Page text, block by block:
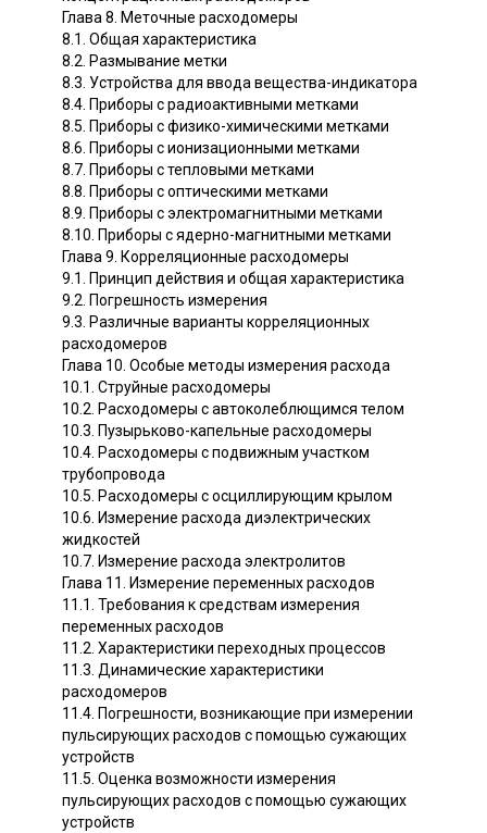
Глава 8. Меточные расходомеры
8.1. Общая характеристика
8.2. Размывание метки
8.3. Устройства для ввода вещества-индикатора
8.4. Приборы с радиоактивными метками
8.5. Приборы с физико-химическими метками
8.6. Приборы с ионизационными метками
8.7. Приборы с тепловыми метками
8.8. Приборы с оптическими метками
8.9. Приборы с электромагнитными метками
8.10. Приборы с ядерно-магнитными метками
Глава 9. Корреляционные расходомеры
9.1. Принцип действия и общая характеристика
9.2. Погрешность измерения
9.3. Различные варианты корреляционных
расходомеров
Глава 10. Особые методы измерения расхода
10.1. Струйные расходомеры
10.2. Расходомеры с автоколеблющимся телом
10.3. Пузырьково-капельные расходомеры
10.4. Расходомеры с подвижным участком
трубопровода
10.5. Расходомеры с осциллирующим крылом
10.6. Измерение расхода диэлектрических
жидкостей
10.7. Измерение расхода электролитов
Глава 11. Измерение переменных расходов
11.1. Требования к средствам измерения
переменных расходов
11.2. Характеристики переходных процессов
11.3. Динамические характеристики
расходомеров
11.4. Погрешности, возникающие при измерении
пульсирующих расходов с помощью сужающих
устройств
11.5. Оценка возможности измерения
пульсирующих расходов с помощью сужающих
устройств